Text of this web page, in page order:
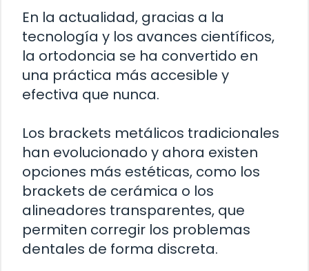
En la actualidad, gracias a la
tecnología y los avances científicos,
la ortodoncia se ha convertido en
una práctica más accesible y
efectiva que nunca.
Los brackets metálicos tradicionales
han evolucionado y ahora existen
opciones más estéticas, como los
brackets de cerámica o los
alineadores transparentes, que
permiten corregir los problemas
dentales de forma discreta.